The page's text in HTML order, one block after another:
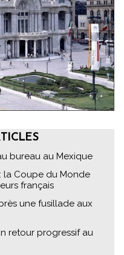
bureau au Mexique
la Coupe du Monde
français
une fusillade aux
retour progressif au